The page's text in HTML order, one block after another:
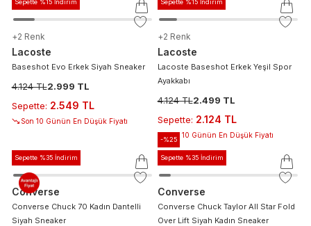
Sepette %15 İndirim
+2 Renk
Lacoste
Baseshot Evo Erkek Siyah Sneaker
4.124 TL2.999 TL
Sepette: 2.549 TL
Son 10 Günün En Düşük Fiyatı
Sepette %15 İndirim
+2 Renk
Lacoste
Lacoste Baseshot Erkek Yeşil Spor
Ayakkabı
4.124 TL2.499 TL
Sepette: 2.124 TL
Son 10 Günün En Düşük Fiyatı
Sepette %35 İndirim
Converse
Converse Chuck 70 Kadın Dantelli
Siyah Sneaker
-%25
Sepette %35 İndirim
Converse
Converse Chuck Taylor All Star Fold
Over Lift Siyah Kadın Sneaker